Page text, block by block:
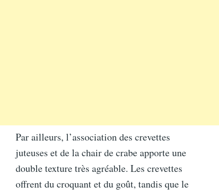
Par ailleurs, l’association des crevettes
juteuses et de la chair de crabe apporte une
double texture très agréable. Les crevettes
offrent du croquant et du goût, tandis que le